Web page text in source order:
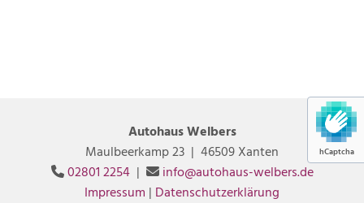
hCaptcha
Autohaus Welbers
Maulbeerkamp 23 | 46509 Xanten
 02801 2254|  info@autohaus-welbers.de
Impressum | Datenschutzerklärung